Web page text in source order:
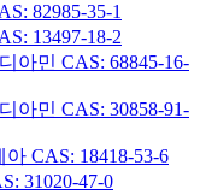
82985-35-1
13497-18-2
아민 CAS: 68845-16-
아민 CAS: 30858-91-
CAS: 18418-53-6
31020-47-0